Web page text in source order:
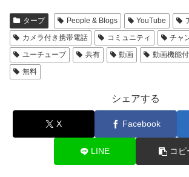
タープ People & Blogs YouTube
カメラ付き携帯電話
コミュニティ チャ
ユーチューブ
共有 動画
動画機能
無料
シェアする
X Facebook
LINE コピ